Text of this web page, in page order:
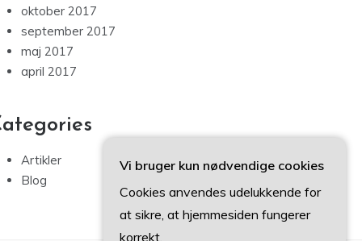
oktober 2017
september 2017
maj 2017
april 2017
Artikler
Blog
Vi bruger kun nødvendige cookies
Cookies anvendes udelukkende for
at sikre, at hjemmesiden fungerer
korrekt.